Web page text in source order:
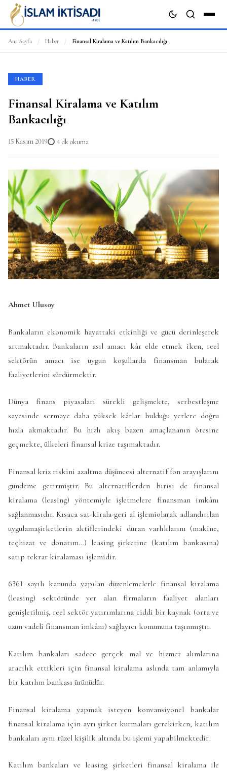
Ana Sayfa / Haber / Finansal Kiralama ve Katılım Bankacılığı
HABER
Finansal Kiralama ve Katılım
Bankacılığı
15 Kasım 2019 4 dk okuma
Ahmet Ulusoy
Bankaların ekonomik hayattaki etkinliği ve gücü derinleşerek
artmaktadır. Bankaların asıl amacı kâr elde etmek iken, reel
sektörün amacı ise uygun koşullarda finansman bularak
faaliyetlerini sürdürmektir.
Dünya finans piyasaları sürekli gelişmekte, serbestleşme
sayesinde sermaye daha yüksek kârlar bulduğu yerlere doğru
hızla akmaktadır. Bu hızlı akış bazen amaçlananın ötesine
geçmekte, ülkeleri finansal krize taşımaktadır.
Finansal kriz riskini azaltma düşüncesi alternatif fon arayışlarını
gündeme getirmiştir. Bu alternatiflerden birisi de finansal
kiralama (leasing) yöntemiyle işletmelere finansman imkânı
sağlanmasıdır. Kısaca sat-kirala-geri al işlemiolarak adlandırılan
uygulamaşirketlerin aktiflerindeki duran varlıklarını (makine,
teçhizat ve donatım…) leasing şirketine (katılım bankasına)
satıp tekrar kiralaması işlemidir.
6361 sayılı kanunda yapılan düzenlemelerle finansal kiralama
(leasing) sektöründe yer alan firmaların faaliyet alanları
genişletilmiş, reel sektör yatırımlarına ciddi bir kaynak (orta ve
uzun vadeli finansman imkânı) sağlayıcı konumuna taşınmıştır.
Katılım bankaları sadece gerçek mal ve hizmet alımlarına
aracılık ettikleri için finansal kiralama aslında tam anlamıyla
bir katılım bankası ürünüdür.
Finansal kiralama yapmak isteyen konvansiyonel bankalar
finansal kiralama için ayrı şirket kurmaları gerekirken, katılım
bankaları aynı tüzel kişilik altında bu işlemi yapabilmektedir.
Katılım bankaları ve leasing şirketleri finansal kiralama ile